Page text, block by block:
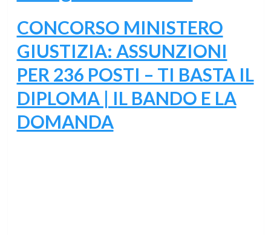
CONCORSO MINISTERO
GIUSTIZIA: ASSUNZIONI
PER 236 POSTI – TI BASTA IL
DIPLOMA | IL BANDO E LA
DOMANDA